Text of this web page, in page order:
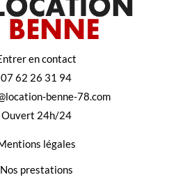
en contact
07 62 26 31 94
benne-78.com
Ouvert 24h/24
légales
Nos prestations